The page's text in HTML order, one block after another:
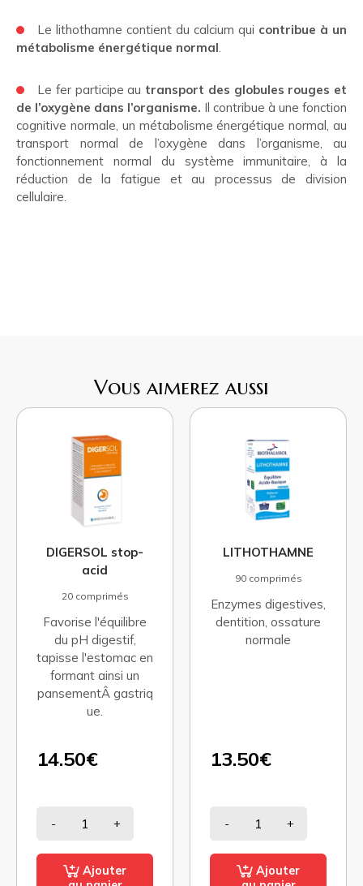
Le lithothamne contient du calcium qui contribue à un
métabolisme énergétique normal.
Le fer participe au transport des globules rouges et
de l’oxygène dans l’organisme. Il contribue à une fonction
cognitive normale, un métabolisme énergétique normal, au
transport normal de l’oxygène dans l’organisme, au
fonctionnement normal du système immunitaire, à la
réduction de la fatigue et au processus de division
cellulaire.
Vous aimerez aussi
DIGERSOL stop-
acid
20 comprimés
Favorise l'équilibre
du pH digestif,
tapisse l'estomac en
formant ainsi un
pansementÂ gastriq
ue.
14.50€
- +
Ajouter
LITHOTHAMNE
90 comprimés
Enzymes digestives,
dentition, ossature
normale
13.50€
- +
Ajouter